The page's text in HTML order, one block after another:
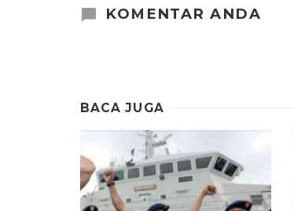
KOMENTAR ANDA
BACA JUGA